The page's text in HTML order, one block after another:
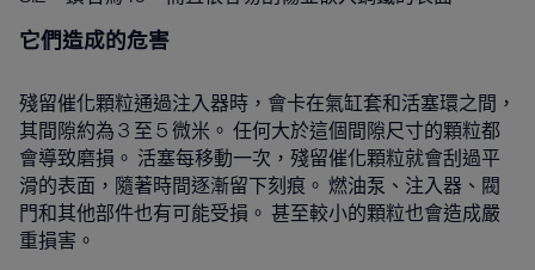
它們造成的危害
殘留催化顆粒通過注入器時，會卡在氣缸套和活塞環之間，
其間隙約為 3 至 5 微米。 任何大於這個間隙尺寸的顆粒都
會導致磨損。 活塞每移動一次，殘留催化顆粒就會刮過平
滑的表面，隨著時間逐漸留下刻痕。 燃油泵、注入器、閥
門和其他部件也有可能受損。 甚至較小的顆粒也會造成嚴
重損害。